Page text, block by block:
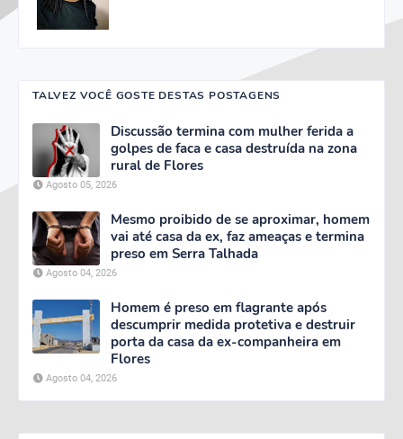
TALVEZ VOCÊ GOSTE DESTAS POSTAGENS
Discussão termina com mulher ferida a
golpes de faca e casa destruída na zona
rural de Flores
Agosto 05, 2026
Mesmo proibido de se aproximar, homem
vai até casa da ex, faz ameaças e termina
preso em Serra Talhada
Agosto 04, 2026
Homem é preso em flagrante após
descumprir medida protetiva e destruir
porta da casa da ex-companheira em
Flores
Agosto 04, 2026